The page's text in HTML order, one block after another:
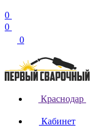
0
0
0
Краснодар
Кабинет